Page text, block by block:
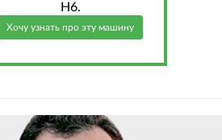
H6.
Хочу узнать про эту машину